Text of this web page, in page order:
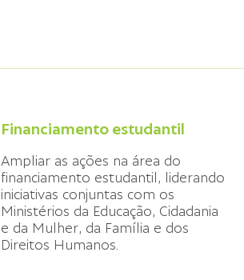
Financiamento estudantil
Ampliar as ações na área do
financiamento estudantil, liderando
iniciativas conjuntas com os
Ministérios da Educação, Cidadania
e da Mulher, da Família e dos
Direitos Humanos.